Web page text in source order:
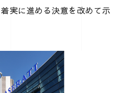
実に進める決意を改めて示